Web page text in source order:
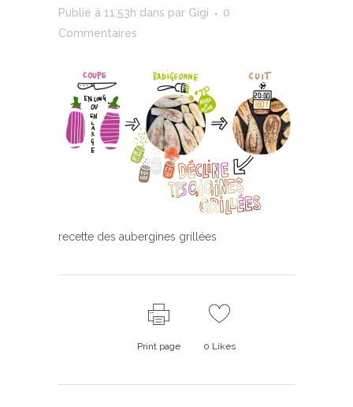
Publié à 11:53h dans par Gigi
0
Commentaires
recette des aubergines grillées
Print page 0 Likes